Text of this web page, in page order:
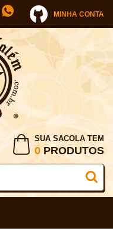
MINHA CONTA
SUA SACOLA TEM
0 PRODUTOS